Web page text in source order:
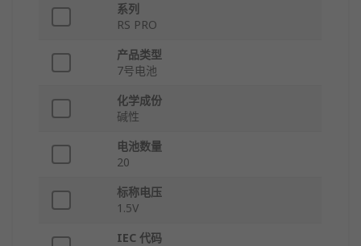
系列
RS PRO
产品类型
7号电池
化学成份
碱性
电池数量
20
标称电压
1.5V
IEC 代码